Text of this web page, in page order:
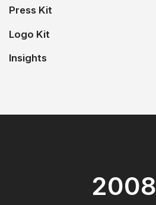
Press Kit
Logo Kit
Insights
2008